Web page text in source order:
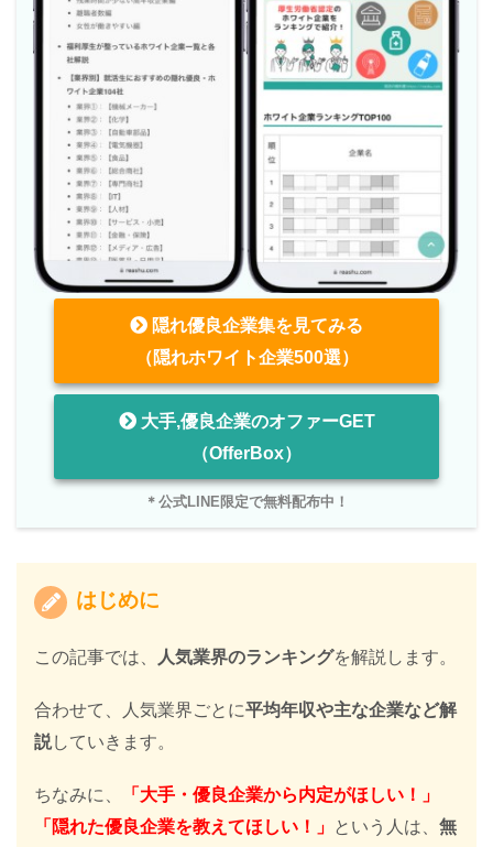
隠れ優良企業集を見てみる
（隠れホワイト企業500選）
大手,優良企業のオファーGET
（OfferBox）
＊公式LINE限定で無料配布中！
はじめに
この記事では、 人気業界のランキングを解説します。
合わせて、人気業界ごとに平均年収や主な企業など解
説していきます。
ちなみに、
「大手・優良企業から内定がほしい！」
「隠れた優良企業を教えてほしい！」 という人は、 無